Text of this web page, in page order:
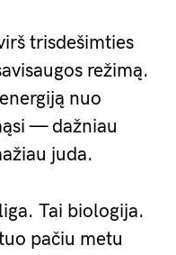
trisdešimties
režimą.
nuo
— dažniau
juda.
Tai biologija.
pačiu metu